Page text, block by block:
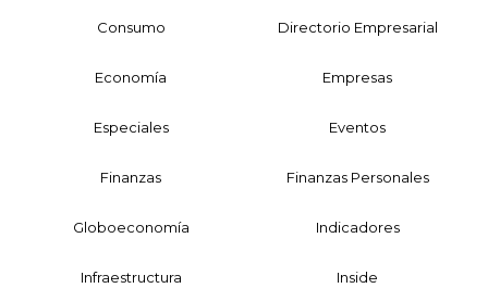
Consumo Directorio Empresarial
Economía Empresas
Especiales Eventos
Finanzas Finanzas Personales
Globoeconomía Indicadores
Infraestructura Inside